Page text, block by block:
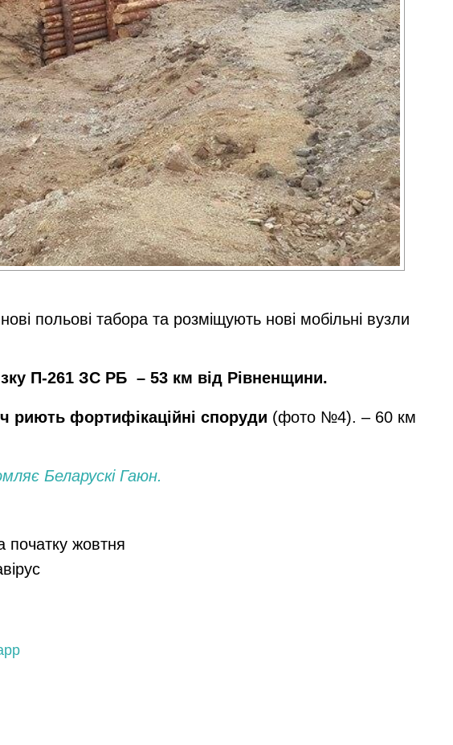
польові табора та розміщують нові мобільні вузли
П-261 ЗС РБ – 53 км від Рівненщини.
риють фортифікаційні споруди (фото №4). – 60 км
Беларускі Гаюн.
початку жовтня